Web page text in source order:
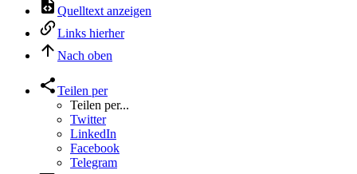
Quelltext anzeigen
Links hierher
Nach oben
Teilen per
Teilen per...
Twitter
LinkedIn
Facebook
Telegram